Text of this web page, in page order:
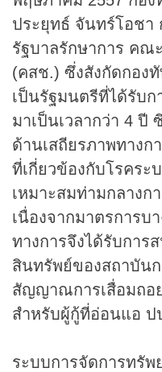
ประยุทธ์ จันทร์โอชา
รัฐบาลรักษาการ คณ
(คสช.) ซึ่งสังกัดกอง
เป็นรัฐมนตรีที่ได้รับก
มาเป็นเวลากว่า 4 ปี
ด้านเสถียรภาพทางก
ที่เกี่ยวข้องกับโรคระ
เหมาะสมท่ามกลาง
เนื่องจากมาตรการบ
ทางการจึงได้รับกา
สินทรัพย์ของสถาบันก
สัญญาณการเสื่อมถอ
สำหรับผู้กู้ที่อ่อนแอ ป
ระบบการจัดการทรัพ